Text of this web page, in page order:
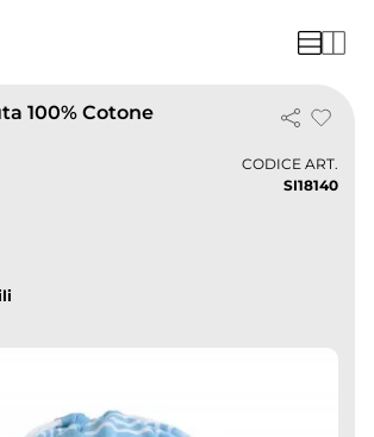
100% Cotone
CODICE ART.
SI18140